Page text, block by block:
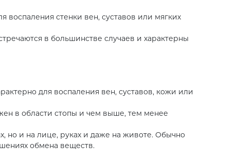
воспаления стенки вен, суставов или мягких
в большинстве случаев и характерны
для воспаления вен, суставов, кожи или
в области стопы и чем выше, тем менее
но и на лице, руках и даже на животе. Обычно
обмена веществ.